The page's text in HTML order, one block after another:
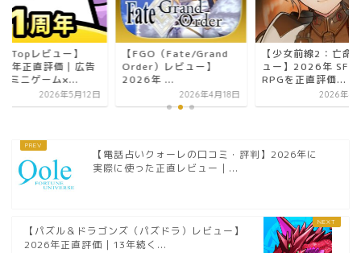
（Fate/Grand
）レビュー】
年 ...
2026年4月18日
【少女前線2：亡命レビ
ュー】2026年 SF×戦術
RPGを正直評価...
2026年4月19日
【TopTopレビュー
2026年正直評価｜
なし×ミニゲーム×...
2026年5
【電話占いクォーレの口コミ・評判】2026年に
実際に使った正直レビュー｜...
【パズル＆ドラゴンズ（パズドラ）レビュー】
2026年正直評価｜13年続く...